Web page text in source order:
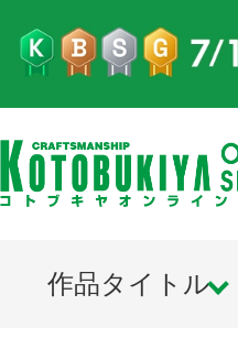
作品タイトル